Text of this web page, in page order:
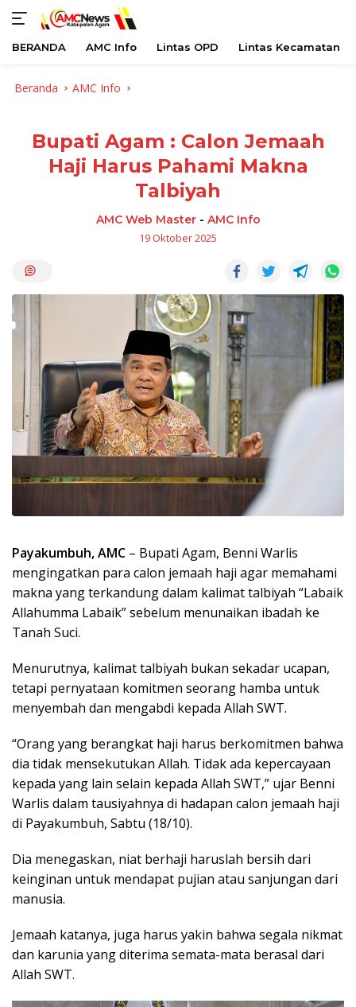
BERANDA AMC Info Lintas OPD Lintas Kecamatan
Beranda AMC Info
Bupati Agam : Calon Jemaah
Haji Harus Pahami Makna
Talbiyah
AMC Web Master- AMC Info
19 Oktober 2025
Payakumbuh, AMC – Bupati Agam, Benni Warlis
mengingatkan para calon jemaah haji agar memahami
makna yang terkandung dalam kalimat talbiyah “Labaik
Allahumma Labaik” sebelum menunaikan ibadah ke
Tanah Suci.
Menurutnya, kalimat talbiyah bukan sekadar ucapan,
tetapi pernyataan komitmen seorang hamba untuk
menyembah dan mengabdi kepada Allah SWT.
“Orang yang berangkat haji harus berkomitmen bahwa
dia tidak mensekutukan Allah. Tidak ada kepercayaan
kepada yang lain selain kepada Allah SWT,” ujar Benni
Warlis dalam tausiyahnya di hadapan calon jemaah haji
di Payakumbuh, Sabtu (18/10).
Dia menegaskan, niat berhaji haruslah bersih dari
keinginan untuk mendapat pujian atau sanjungan dari
manusia.
Jemaah katanya, juga harus yakin bahwa segala nikmat
dan karunia yang diterima semata-mata berasal dari
Allah SWT.